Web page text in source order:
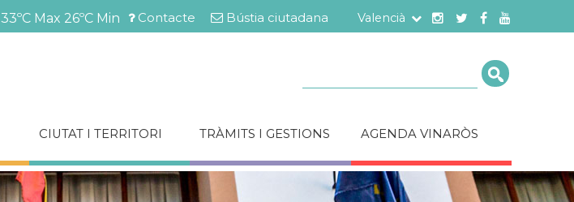
Vés
al
Menú
Contacte Bústia ciutadana Valencià
33ºC Max 26ºC Min
CIUTAT I TERRITORI TRÀMITS I GESTIONS AGENDA VINARÒS